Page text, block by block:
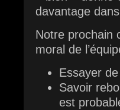
davantage
Notre prochain
moral de
Essayer
Savoir
est